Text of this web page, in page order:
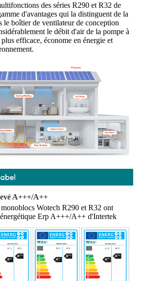
des séries R290 et R32 de
d'avantages qui la distinguent de la
le boîtier de ventilateur de conception
le débit d'air de la pompe à
efficace, économe en énergie et
A+++/A++
Wotech R290 et R32 ont
énergétique Erp A+++/A++ d'Intertek